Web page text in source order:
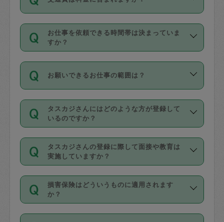
を行う際にご入力ください。プロフィー
ル登録時にはご入力いただかなくても大
丈夫です。
デビットカード・プリペイドカード（Vプ
リカ、au WALLETなど）は支払にはご利
銀行振込や現金払いも対応していませ
なお、タスカジさんの交通費も、依頼料
金のご請求と合わせてお支払いとなりま
動計算で表示されます。
ポット」よりお得な料金でご利用できま
す。
定期の最低利用回数は設けていない代わ
りに、一定数を超えたキャンセルは有償
（例：毎週定期の場合は３回以上のキャ
ンセルが有償（1200円、隔週定期の場合
は２回以上のキャンセルが有償（1200
交通費は依頼料金とは別途発生し、依頼
料金のご請求と合わせてお支払いとなり
ます。交通費の金額は「依頼の詳細」に
お仕事を依頼できる時間帯は決まっていま
すか？
時間帯は3種類あります。いずれも１回あ
たり３時間です。
・ＡＭ ９時～１２時
・ＰＭ １３時～１６時
・夜 １８時～２１時
開始時間を２時間前後変更することが可
能です。依頼送信後、個別にタスカジさ
んにメッセージを送り調整してくださ
い。ただし、２時間を越えての調整はで
お願いできるお仕事の範囲は？
掃除、整理収納、洗濯、買い物、料理、
作り置きです。タスカジさんによってで
きる仕事の範囲が異なりますので、依頼
する前にタスカジさんのプロフィールで
確認してください。
基本的に、高所での作業や危険作業、屋
外での作業は対象外です。
タスカジさんにはどのような方が登録して
いるのですか？
主婦として長年の家事経験をお持ちの
方、栄養士・調理師といった資格者で保
育園や学校の給食やレストランで料理関
係の専門職に従事されていた方、日本で
すでにハウスキーパーや英語の先生とし
てお仕事をしているフィリピン出身の
タスカジさんの登録に際して面接や教育は
実施していますか？
応募の際に、各自事務局との面接と説明
を行っています。その後、身分証明書の
写真提出をしていただいています。外国
損害保険はどういうものに適用されます
か？
依頼者とタスカジさんとの間でタスカジ